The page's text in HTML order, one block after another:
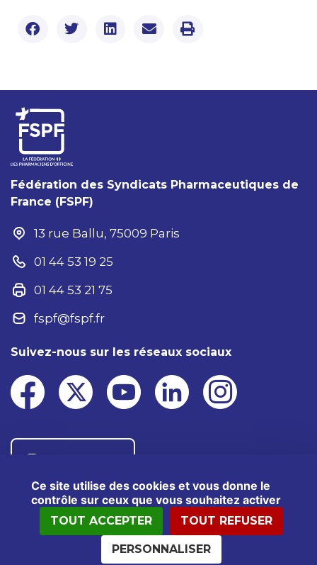
Ce site utilise des cookies et vous donne le
contrôle sur ceux que vous souhaitez activer
TOUT ACCEPTER TOUT REFUSER
PERSONNALISER
Fédération des Syndicats Pharmaceutiques de
France (FSPF)
13 rue Ballu, 75009 Paris
01 44 53 19 25
01 44 53 21 75
fspf@fspf.fr
Suivez-nous sur les réseaux sociaux
®2025 FSPF – Tous droits réservés
Données personnelles
Politiques cookies
Kit presse Crédits